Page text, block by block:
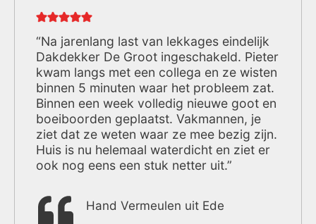
“Na jarenlang last van lekkages eindelijk
Dakdekker De Groot ingeschakeld. Pieter
kwam langs met een collega en ze wisten
binnen 5 minuten waar het probleem zat.
Binnen een week volledig nieuwe goot en
boeiboorden geplaatst. Vakmannen, je
ziet dat ze weten waar ze mee bezig zijn.
Huis is nu helemaal waterdicht en ziet er
ook nog eens een stuk netter uit.”
Hand Vermeulen uit Ede